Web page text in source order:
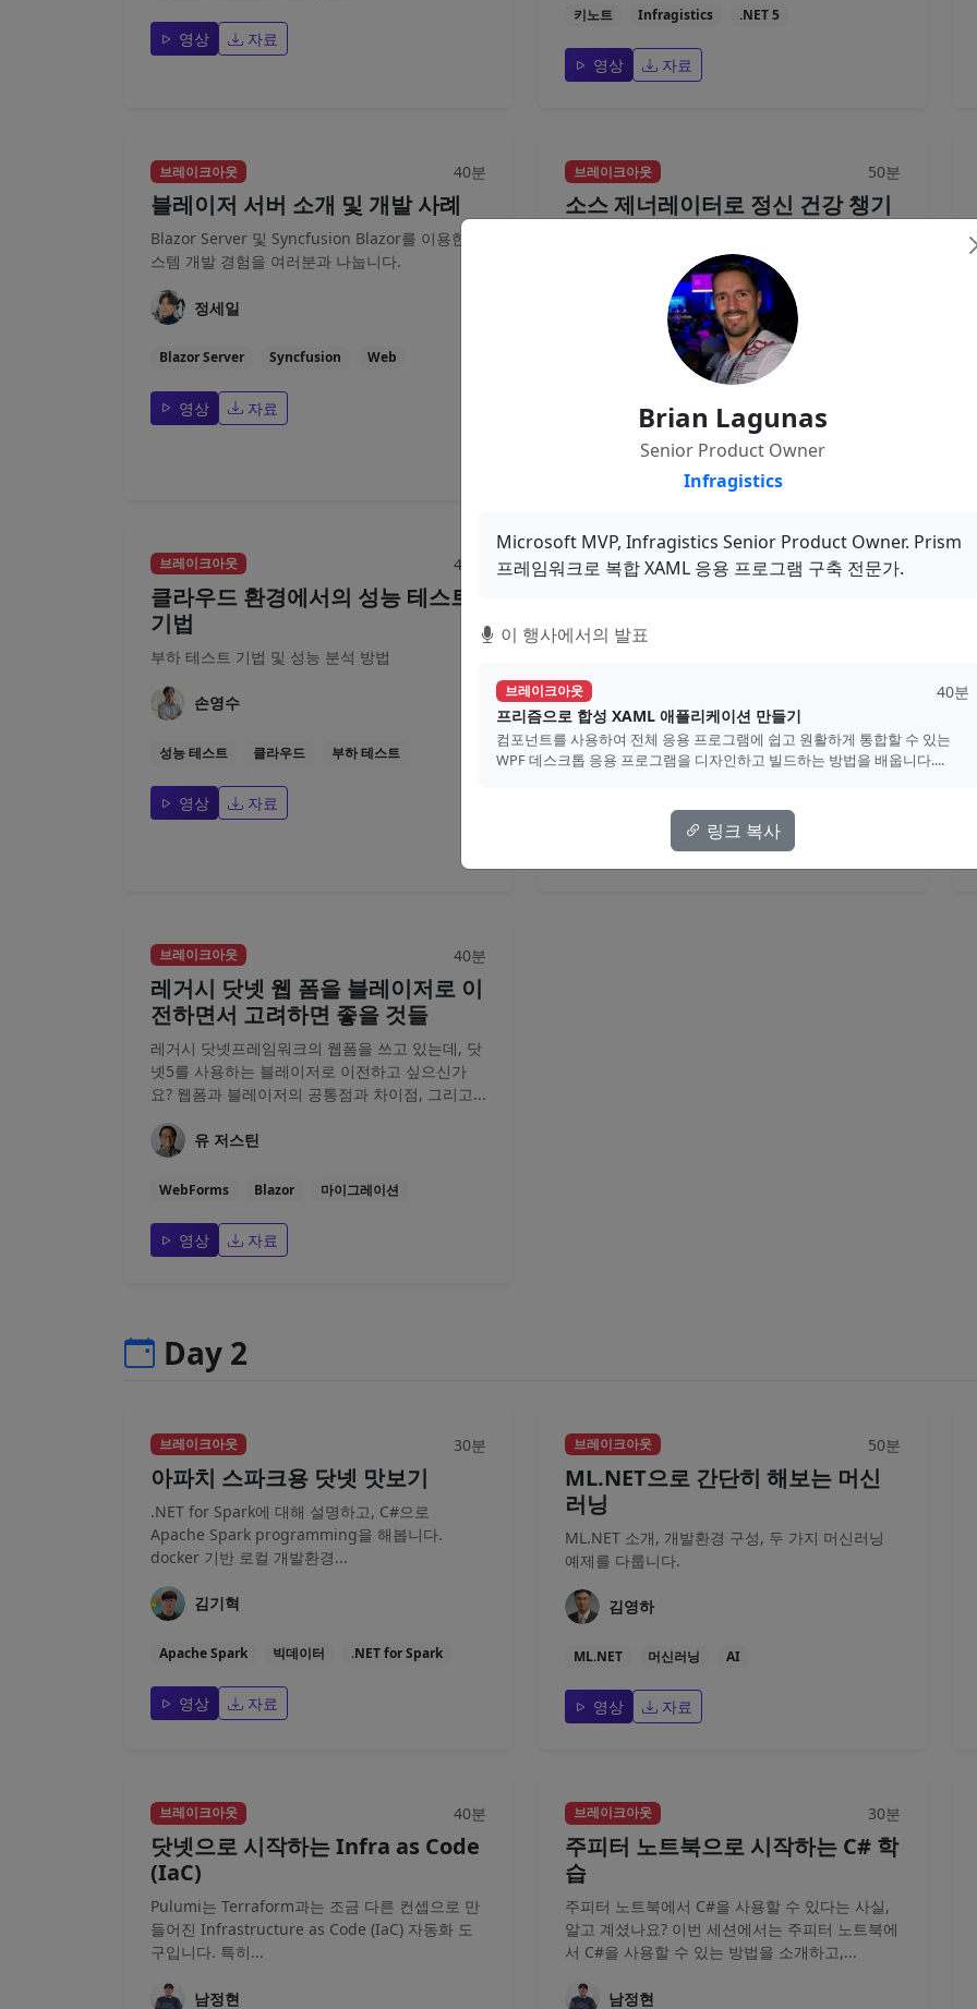
영상 자료
키노트 Infragistics .NET 5
영상 자료
브레이크아웃 40분
블레이저 서버 소개 및 개발 사례
Blazor Server 및 Syncfusion Blazor를 이용한 시
스템 개발 경험을 여러분과 나눕니다.
정세일
Blazor Server Syncfusion Web
영상 자료
브레이크아웃 50분
소스 제너레이터로 정신 건강 챙기
언제부턴가 각광을 받기 시작한 자동화 프로세스.
자동화 테스트, 자동화 빌드, 자동화 배포... 이제
코드도 자동화 작성 시기가 오는걸까요?...
Source Generator C#
자료
브레이크아웃 40분
클라우드 환경에서의 성능 테스트
기법
부하 테스트 기법 및 성능 분석 방법
손영수
성능 테스트 클라우드 부하 테스트
영상 자료
브레이크아웃 60분
발의 현재와 미래
곳에 갈 수 있습니다. 이 세션에서는 .NET 5가 나
온 이 시점에서 Xamarin,...
이종인
자료
브레이크아웃 40분
레거시 닷넷 웹 폼을 블레이저로 이
전하면서 고려하면 좋을 것들
레거시 닷넷프레임워크의 웹폼을 쓰고 있는데, 닷
넷5를 사용하는 블레이저로 이전하고 싶으신가
요? 웹폼과 블레이저의 공통점과 차이점, 그리고...
유 저스틴
WebForms Blazor 마이그레이션
영상 자료
Day 2
브레이크아웃 30분
아파치 스파크용 닷넷 맛보기
.NET for Spark에 대해 설명하고, C#으로
Apache Spark programming을 해봅니다.
docker 기반 로컬 개발환경...
김기혁
Apache Spark 빅데이터 .NET for Spark
영상 자료
브레이크아웃 50분
ML.NET으로 간단히 해보는 머신
러닝
ML.NET 소개, 개발환경 구성, 두 가지 머신러닝
예제를 다룹니다.
김영하
ML.NET 머신러닝 AI
영상 자료
브레이크아웃 40분
닷넷으로 시작하는 Infra as Code
(IaC)
Pulumi는 Terraform과는 조금 다른 컨셉으로 만
들어진 Infrastructure as Code (IaC) 자동화 도
구입니다. 특히...
남정현
브레이크아웃 30분
주피터 노트북으로 시작하는 C# 학
습
주피터 노트북에서 C#을 사용할 수 있다는 사실,
알고 계셨나요? 이번 세션에서는 주피터 노트북에
서 C#을 사용할 수 있는 방법을 소개하고,...
남정현
Brian Lagunas
Senior Product Owner
Infragistics
Microsoft MVP, Infragistics Senior Product Owner. Prism
프레임워크로 복합 XAML 응용 프로그램 구축 전문가.
이 행사에서의 발표
브레이크아웃
40분
프리즘으로 합성 XAML 애플리케이션 만들기
컴포넌트를 사용하여 전체 응용 프로그램에 쉽고 원활하게 통합할 수 있는
WPF 데스크톱 응용 프로그램을 디자인하고 빌드하는 방법을 배웁니다....
링크 복사